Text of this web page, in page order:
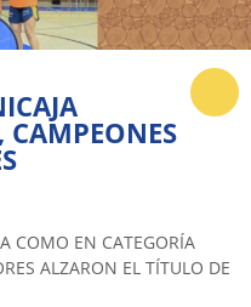
COMO EN CATEGORÍA
ALZARON EL TÍTULO DE